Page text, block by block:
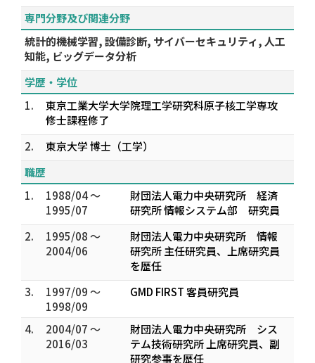
専門分野及び関連分野
統計的機械学習, 設備診断, サイバーセキュリティ, 人工
知能, ビッグデータ分析
学歴・学位
1.
東京工業大学大学院理工学研究科原子核工学専攻
修士課程修了
2.
東京大学 博士（工学）
職歴
1.
1988/04 ～
1995/07
財団法人電力中央研究所 経済
研究所 情報システム部 研究員
2.
1995/08 ～
2004/06
財団法人電力中央研究所 情報
研究所 主任研究員、上席研究員
を歴任
3.
1997/09 ～
1998/09
GMD FIRST 客員研究員
4.
2004/07 ～
2016/03
財団法人電力中央研究所 シス
テム技術研究所 上席研究員、副
研究参事を歴任